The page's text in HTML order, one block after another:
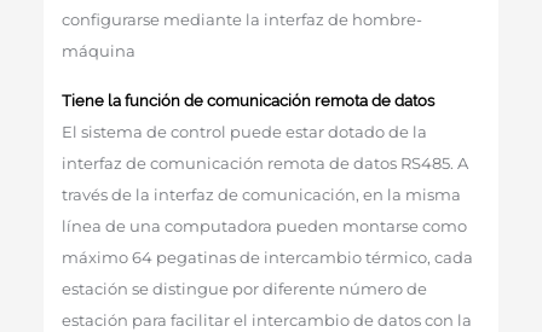
configurarse mediante la interfaz de hombre-
máquina
Tiene la función de comunicación remota de datos
El sistema de control puede estar dotado de la
interfaz de comunicación remota de datos RS485. A
través de la interfaz de comunicación, en la misma
línea de una computadora pueden montarse como
máximo 64 pegatinas de intercambio térmico, cada
estación se distingue por diferente número de
estación para facilitar el intercambio de datos con la